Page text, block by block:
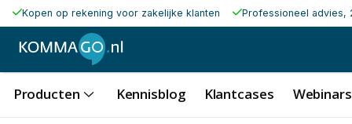
Kopen op rekening voor zakelijke klanten Professioneel advies,
Producten Kennisblog Klantcases Webinars